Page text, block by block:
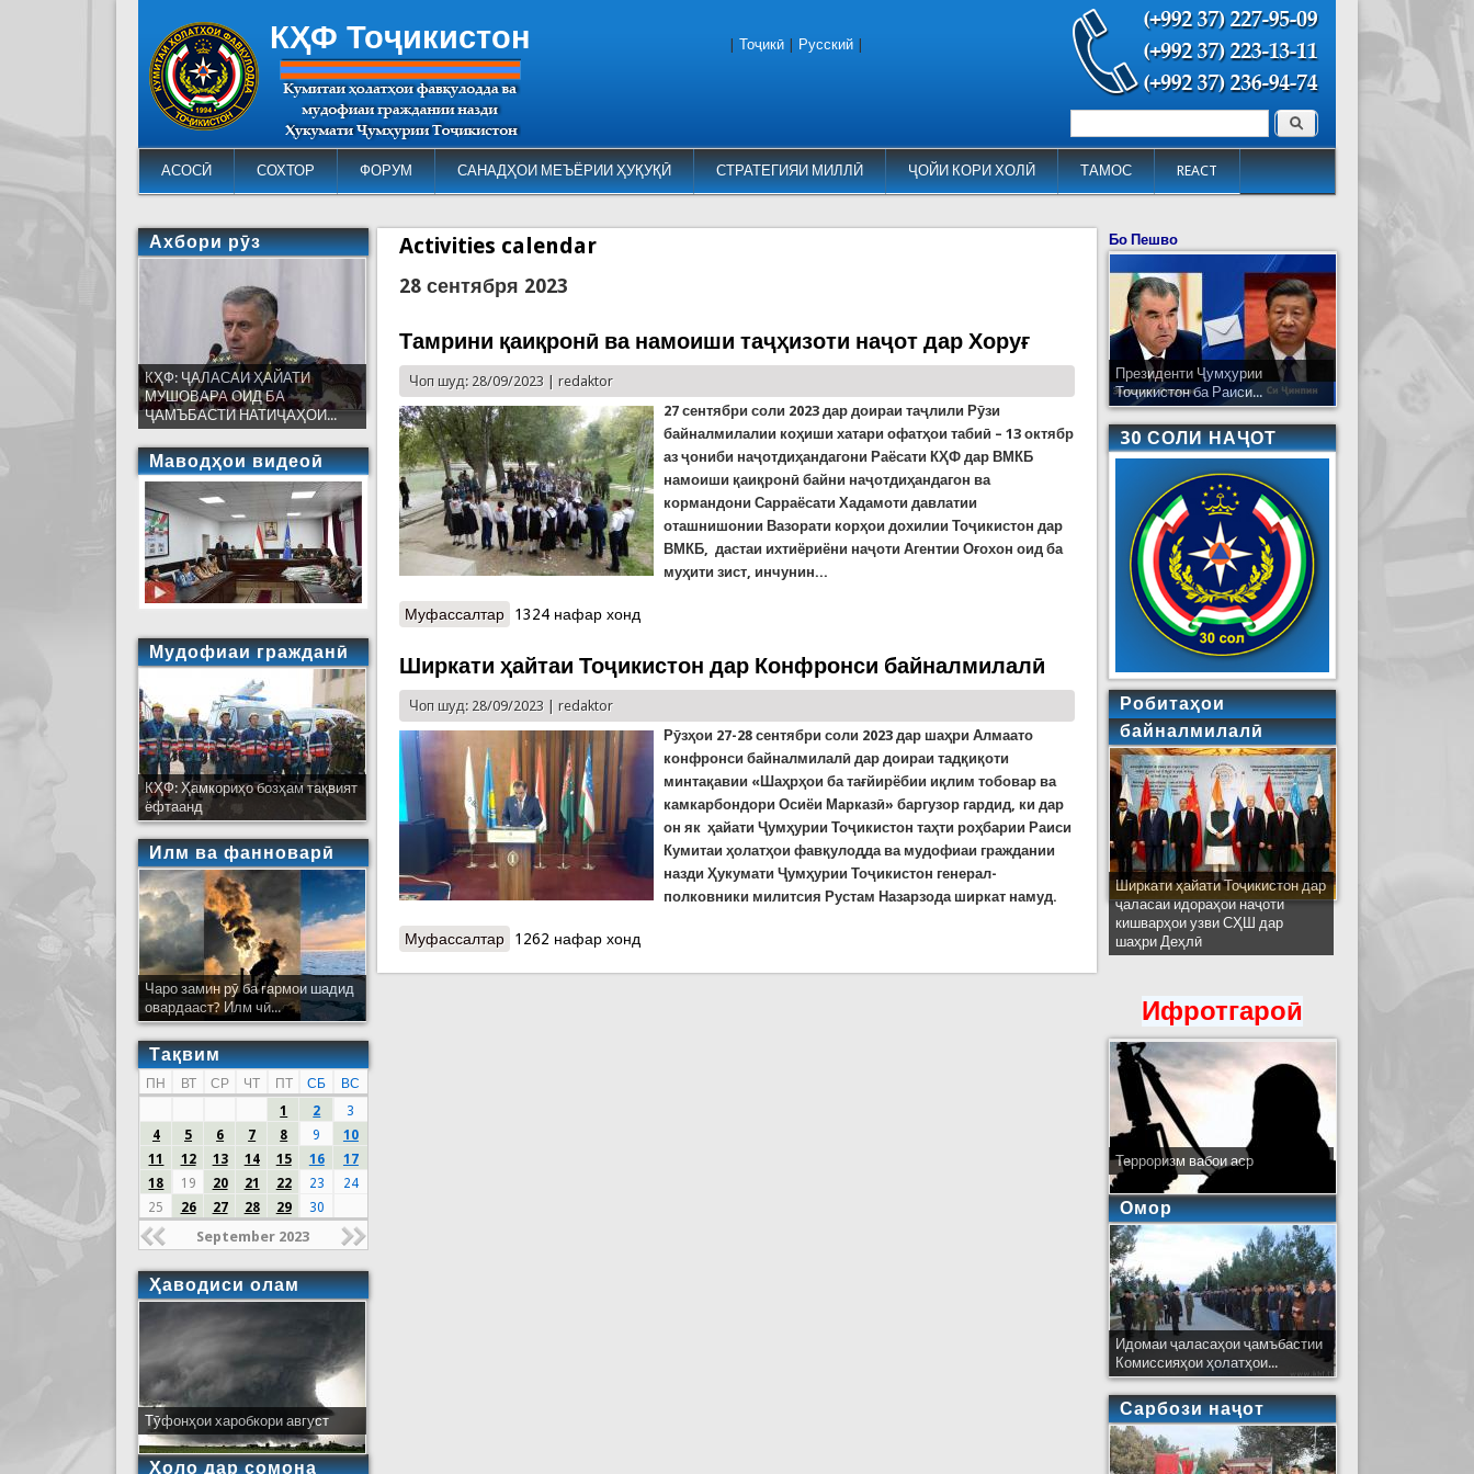
КҲФ Тоҷикистон
АСОСӢ СОХТОР ФОРУМ САНАДҲОИ МЕЪЁРИИ ҲУҚУҚӢ СТРАТЕГИЯИ МИЛЛӢ ҶОЙИ КОРИ ХОЛӢ ТАМОС REACT
Форма поиска Поиск
Тоҷикӣ Русский
Activities calendar
28 сентября 2023
Тамрини қаиқронӣ ва намоиши таҷҳизоти наҷот дар Хоруғ
Чоп шуд: 28/09/2023 |redaktor
27 сентябри соли 2023 дар доираи таҷлили Рӯзи
байналмилалии коҳиши хатари офатҳои табиӣ – 13 октябр
аз ҷониби наҷотдиҳандагони Раёсати КҲФ дар ВМКБ
намоиши қаиқронӣ байни наҷотдиҳандагон ва
кормандони Сарраёсати Хадамоти давлатии
оташнишонии Вазорати корҳои дохилии Тоҷикистон дар
ВМКБ,
дастаи ихтиёриёни наҷоти Агентии Оғохон оид ба
муҳити зист, инчунин...
Муфассалтар о Тамрини қаиқронӣ ва намоиши таҷҳизоти наҷот дар Хоруғ
1324 нафар хонд
Ширкати ҳайтаи Тоҷикистон дар Конфронси байналмилалӣ
Чоп шуд: 28/09/2023 |redaktor
Рӯзҳои 27-28 сентябри соли 2023 дар шаҳри Алмаато
конфронси байналмилалӣ дар доираи тадқиқоти
минтақавии «Шаҳрҳои ба тағйирёбии иқлим тобовар ва
камкарбондори Осиёи Марказӣ» баргузор гардид, ки дар
он як ҳайати Ҷумҳурии Тоҷикистон таҳти роҳбарии Раиси
Кумитаи ҳолатҳои фавқулодда ва мудофиаи граждании
назди Ҳукумати Ҷумҳурии Тоҷикистон генерал-
полковники милитсия Рустам Назарзода ширкат намуд.
Муфассалтар о Ширкати ҳайтаи Тоҷикистон дар Конфронси байналмилалӣ
1262 нафар хонд
Ахбори рӯз
КҲФ: ҶАЛАСАИ ҲАЙАТИ
МУШОВАРА ОИД БА
ҶАМЪБАСТИ НАТИҶАҲОИ...
Маводҳои видеоӣ
Мудофиаи гражданӣ
КҲФ: Ҳамкориҳо бозҳам тақвият
ёфтаанд
Илм ва фанноварӣ
Чаро замин рӯ ба гармои шадид
овардааст? Илм чӣ...
Тақвим
ПН ВТ СР ЧТ ПТ СБ
ВС
1
2
3
4
5 6 7 8 9
10
11
12 13 14 15 16
17
18
19 20 21 22 23
24
25
26 27 28 29 30
September 2023
Ҳаводиси олам
Тӯфонҳои харобкори август
Ҳоло дар сомона
Бо Пешво
Президенти Ҷумҳурии
Тоҷикистон ба Раиси...
30 СОЛИ НАҶОТ
Робитаҳои
байналмилалӣ
Ширкати ҳайати Тоҷикистон дар
ҷаласаи идораҳои наҷоти
кишварҳои узви СҲШ дар
шаҳри Деҳлӣ
Ифротгароӣ
Терроризм вабои аср
Омор
Идомаи ҷаласаҳои ҷамъбастии
Комиссияҳои ҳолатҳои...
Сарбози наҷот